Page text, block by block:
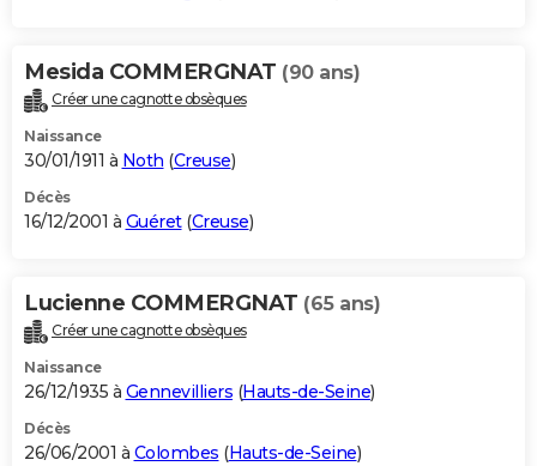
Mesida COMMERGNAT (90 ans)
Créer une cagnotte obsèques
Naissance
30/01/1911 à Noth (Creuse)
Décès
16/12/2001 à Guéret(Creuse)
Lucienne COMMERGNAT (65 ans)
Créer une cagnotte obsèques
Naissance
26/12/1935 à Gennevilliers (Hauts-de-Seine)
Décès
26/06/2001 à Colombes (Hauts-de-Seine)